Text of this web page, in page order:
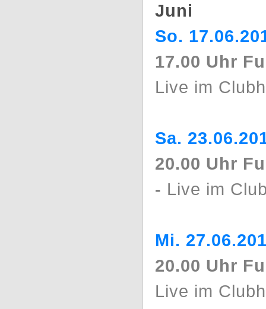
Juni
So.
17.00 Uhr
Live im
Sa.
20.00 Uhr
- Live im
Mi.
20.00 Uhr
Live im